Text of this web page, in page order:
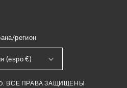
регион
(евро €)
ВСЕ ПРАВА ЗАЩИЩЕНЫ